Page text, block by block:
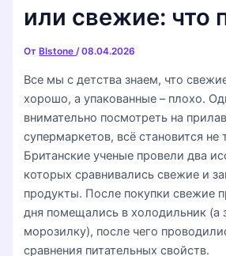
или свежие: что
От Blstone/08.04.2026
Все мы с детства знаем, что
хорошо, а упакованные – плохо.
внимательно посмотреть на
супермаркетов, всё становится не
Британские ученые провели два
которых сравнивались свежие и
продукты. После покупки свежие
дня помещались в холодильник (а
морозилку), после чего
сравнения питательных свойств.